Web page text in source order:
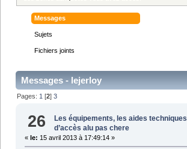
Messages
Sujets
Fichiers joints
Messages - lejerloy
Pages:1 [2]3
26 Les équipements, les aides techniques
d’accès alu pas chere
« le: 15 avril 2013 à 17:49:14 »